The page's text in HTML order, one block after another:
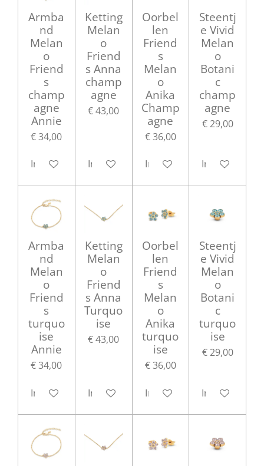
Armba
nd
Melan
o
Friend
s
champ
agne
Annie
€ 34,00
In winkelwagen
Ketting
Melan
o
Friend
s Anna
champ
agne
€ 43,00
In winkelwagen
Oorbel
len
Friend
s
Melan
o
Anika
Champ
agne
€ 36,00
In winkelwagen
Steentj
e Vivid
Melan
o
Botani
c
champ
agne
€ 29,00
In
Armba
nd
Melan
o
Friend
s
turquo
ise
Annie
€ 34,00
In winkelwagen
Ketting
Melan
o
Friend
s Anna
Turquo
ise
€ 43,00
In winkelwagen
Oorbel
len
Friend
s
Melan
o
Anika
turquo
ise
€ 36,00
In winkelwagen
Steentj
e Vivid
Melan
o
Botani
c
turquo
ise
€ 29,00
In